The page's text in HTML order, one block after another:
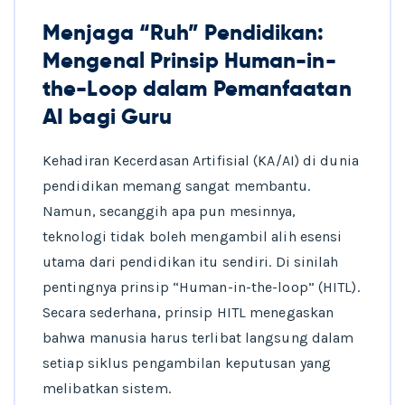
Menjaga “Ruh” Pendidikan:
Mengenal Prinsip Human-in-
the-Loop dalam Pemanfaatan
AI bagi Guru
Kehadiran Kecerdasan Artifisial (KA/AI) di dunia
pendidikan memang sangat membantu.
Namun, secanggih apa pun mesinnya,
teknologi tidak boleh mengambil alih esensi
utama dari pendidikan itu sendiri. Di sinilah
pentingnya prinsip “Human-in-the-loop” (HITL).
Secara sederhana, prinsip HITL menegaskan
bahwa manusia harus terlibat langsung dalam
setiap siklus pengambilan keputusan yang
melibatkan sistem.